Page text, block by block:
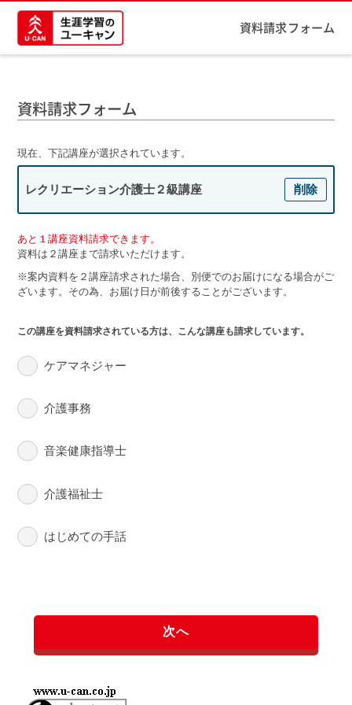
資料請求フォーム
資料請求フォーム
現在、下記講座が選択されています。
レクリエーション介護士２級講座 削除
あと１講座資料請求できます。
資料は２講座まで請求いただけます。
※案内資料を２講座請求された場合、別便でのお届けになる場合がご
ざいます。その為、お届け日が前後することがございます。
この講座を資料請求されている方は、こんな講座も請求しています。
ケアマネジャー
介護事務
音楽健康指導士
介護福祉士
はじめての手話
次へ